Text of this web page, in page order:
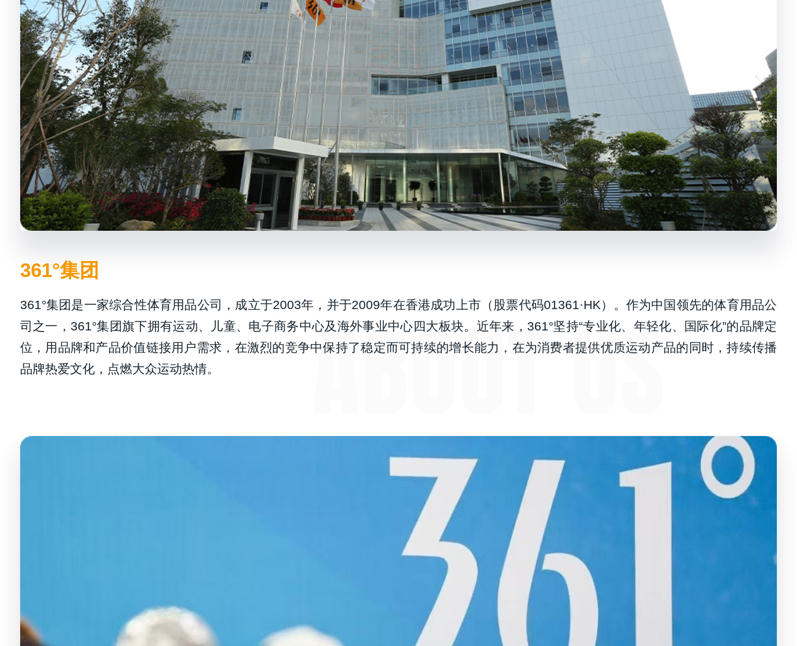
361°集团
361°集团是一家综合性体育用品公司，成立于2003年，并于2009年在香港成功上市（股票代码01361·HK）。作为中国领先的体育用品公
司之一，361°集团旗下拥有运动、儿童、电子商务中心及海外事业中心四大板块。近年来，361°坚持“专业化、年轻化、国际化”的品牌定
位，用品牌和产品价值链接用户需求，在激烈的竞争中保持了稳定而可持续的增长能力，在为消费者提供优质运动产品的同时，持续传播
品牌热爱文化，点燃大众运动热情。